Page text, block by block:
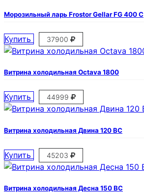
Морозильный ларь Frostor Gellar FG 400 C
Купить 37900
Витрина холодильная Octava 1800
Купить 44999
Витрина холодильная Двина 120 ВС
Купить 45203
Витрина холодильная Десна 150 ВС